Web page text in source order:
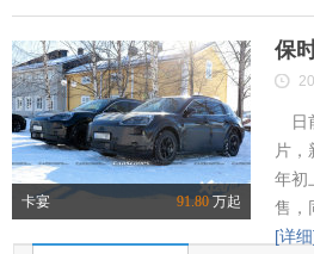
卡宴 91.80万起
保
日
片
年初
售，
[详